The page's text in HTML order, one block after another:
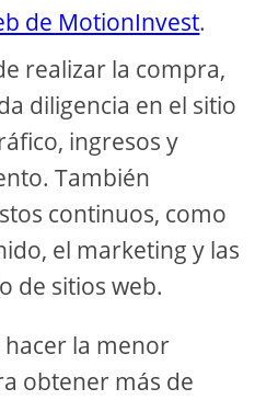
de MotionInvest.
realizar la compra,
diligencia en el sitio
ingresos y
También
continuos, como
el marketing y las
de sitios web.
la menor
obtener más de